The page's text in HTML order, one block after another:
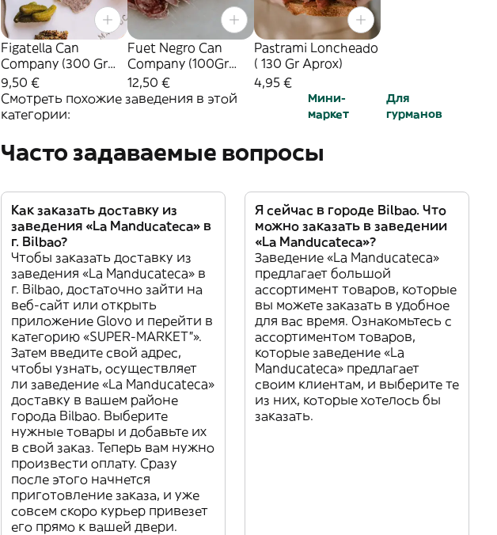
Figatella Can
Company (300 Gr
Aprox)
9,50 €
Fuet Negro Can
Company (100Gr
Aprox)
12,50 €
Pastrami Loncheado
( 130 Gr Aprox)
4,95 €
Смотреть похожие заведения в этой
категории:
Мини-
маркет
Для
гурманов
Часто задаваемые вопросы
Как заказать доставку из
заведения «La Manducateca» в
г. Bilbao?
Чтобы заказать доставку из
заведения «La Manducateca» в
г. Bilbao, достаточно зайти на
веб-сайт или открыть
приложение Glovo и перейти в
категорию «SUPER-MARKET”».
Затем введите свой адрес,
чтобы узнать, осуществляет
ли заведение «La Manducateca»
доставку в вашем районе
города Bilbao. Выберите
нужные товары и добавьте их
в свой заказ. Теперь вам нужно
произвести оплату. Сразу
после этого начнется
приготовление заказа, и уже
совсем скоро курьер привезет
его прямо к вашей двери.
Я сейчас в городе Bilbao. Что
можно заказать в заведении
«La Manducateca»?
Заведение «La Manducateca»
предлагает большой
ассортимент товаров, которые
вы можете заказать в удобное
для вас время. Ознакомьтесь с
ассортиментом товаров,
которые заведение «La
Manducateca» предлагает
своим клиентам, и выберите те
из них, которые хотелось бы
заказать.